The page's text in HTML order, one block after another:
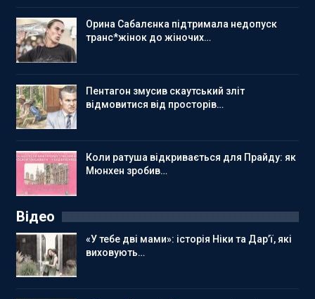
Орина Сабалєнка підтримала недопуск
транс*жінок до жіночих…
Пентагон змусив скаутський зліт
відмовитися від просторів…
Коли ратуша відкривається для Прайду: як
Мюнхен зробив…
Відео
«У тебе дві мами»: історія Ніки та Дар’ї, які
виховують…